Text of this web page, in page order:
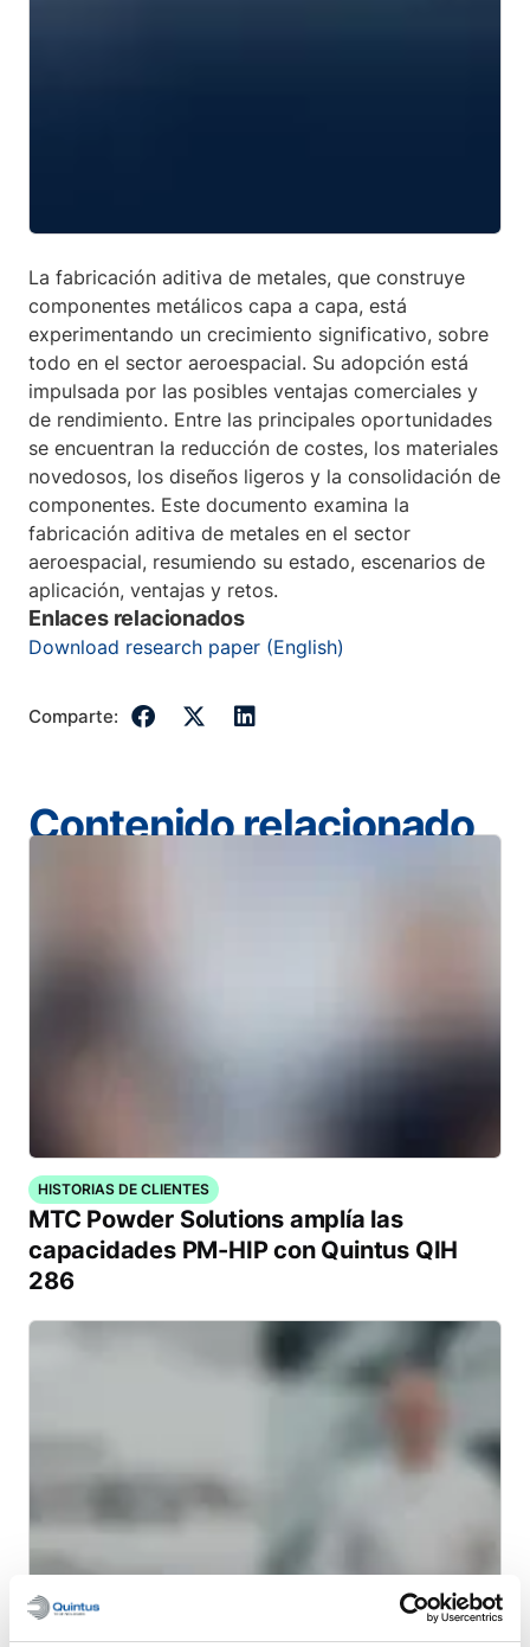
La fabricación aditiva de metales, que construye
componentes metálicos capa a capa, está
experimentando un crecimiento significativo, sobre
todo en el sector aeroespacial. Su adopción está
impulsada por las posibles ventajas comerciales y
de rendimiento. Entre las principales oportunidades
se encuentran la reducción de costes, los materiales
novedosos, los diseños ligeros y la consolidación de
componentes. Este documento examina la
fabricación aditiva de metales en el sector
aeroespacial, resumiendo su estado, escenarios de
aplicación, ventajas y retos.
Enlaces relacionados
Download research paper (English)
Comparte:
Contenido relacionado
HISTORIAS DE CLIENTES
MTC Powder Solutions amplía las
capacidades PM-HIP con Quintus QIH
286